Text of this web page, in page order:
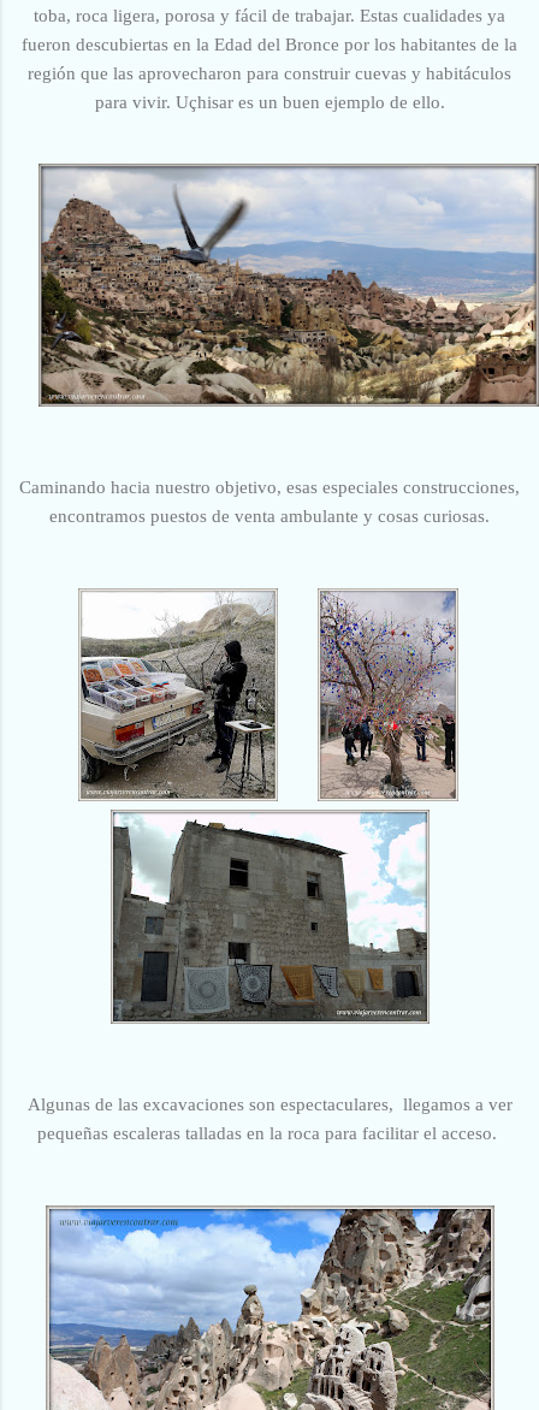
toba, roca ligera, porosa y fácil de trabajar. Estas cualidades ya
fueron descubiertas en la Edad del Bronce por los habitantes de la
región que las aprovecharon para construir cuevas y habitáculos
para vivir. Uçhisar es un buen ejemplo de ello.
Caminando hacia nuestro objetivo, esas especiales construcciones,
encontramos puestos de venta ambulante y cosas curiosas.
Algunas de las excavaciones son espectaculares, llegamos a ver
pequeñas escaleras talladas en la roca para facilitar el acceso.